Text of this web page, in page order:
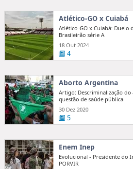
Atlético-GO x Cuiabá
Atlético-GO x Cuiabá: Duelo
Brasileirão série A
18 Out 2024
4
Aborto Argentina
Artigo: Descriminalização
questão de saúde pública
30 Dez 2020
5
Enem Inep
Evolucional - Presidente do
PORVIR